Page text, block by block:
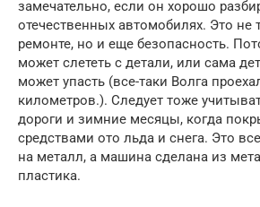
замечательно, если он хорошо
отечественных автомобилях. Это
ремонте, но и еще безопасность.
может слететь с детали, или сама
может упасть (все-таки Волга
километров.). Следует тоже
дороги и зимние месяцы, когда
средствами ото льда и снега. Это
на металл, а машина сделана из
пластика.